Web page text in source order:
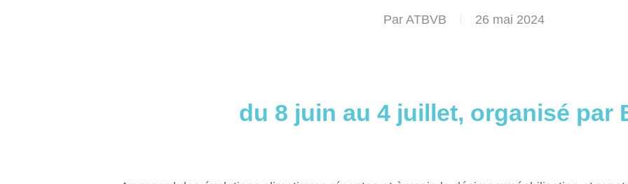
Par ATBVB 26 mai 2024
du 8 juin au 4 juillet, organisé par